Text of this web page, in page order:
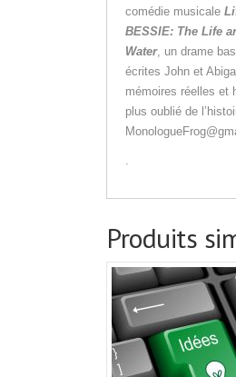
comédie musicale
BESSIE: The Life
Water, un drame
écrites John et
mémoires réelles et
plus oublié de
.
Produits